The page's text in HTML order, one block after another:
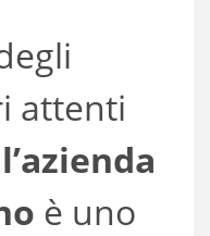
attenti
è uno